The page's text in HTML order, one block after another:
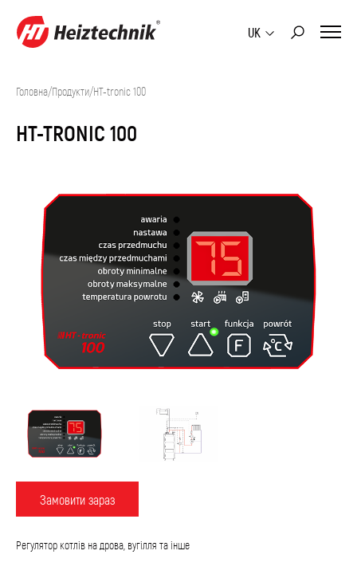
UK
Головна/Продукти/HT-tronic 100
HT-TRONIC 100
Замовити зараз
Регулятор котлів на дрова, вугілля та інше